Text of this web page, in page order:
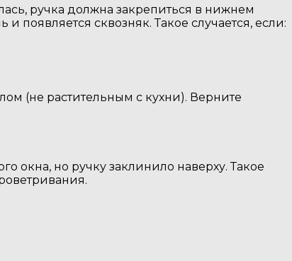
ручка должна закрепиться в нижнем
появляется сквозняк. Такое случается, если:
(не растительным с кухни). Верните
окна, но ручку заклинило наверху. Такое